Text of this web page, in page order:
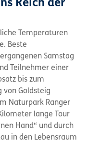
Reich der
Temperaturen
Beste
Samstag
Teilnehmer einer
bis zum
von Goldsteig
Naturpark Ranger
lange Tour
Hand“ und durch
in den Lebensraum